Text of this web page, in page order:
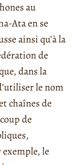
au
Ata en se
ainsi qu’à la
de
dans la
le nom
chaînes de
de
le